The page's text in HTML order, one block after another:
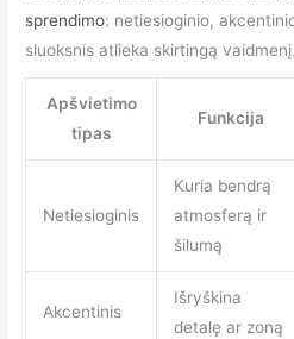
sprendimo: netiesioginio,
sluoksnis atlieka skirtingą vaidmenį.
Apšvietimo
tipas
Funkcija
Netiesioginis
Kuria bendrą
atmosferą ir
šilumą
Akcentinis
Išryškina
detalę ar zoną